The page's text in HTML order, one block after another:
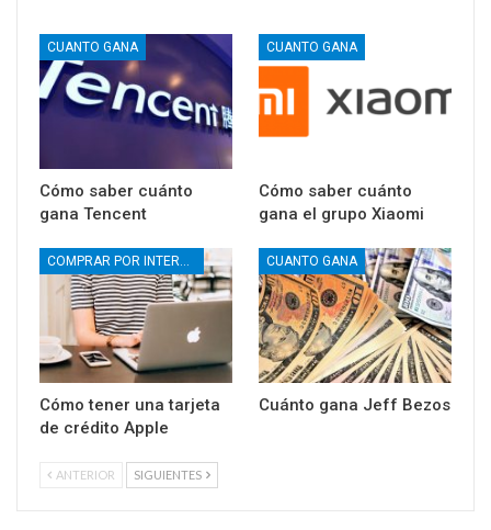
CUANTO GANA
Cómo saber cuánto
gana Tencent
CUANTO GANA
Cómo saber cuánto
gana el grupo Xiaomi
COMPRAR POR INTERNET
Cómo tener una tarjeta
de crédito Apple
CUANTO GANA
Cuánto gana Jeff Bezos
ANTERIOR SIGUIENTES